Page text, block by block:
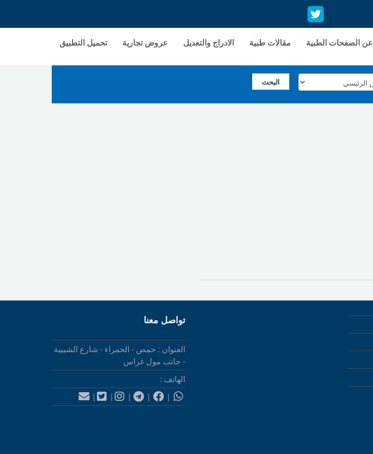
عن الصفحات الطبية مقالات طبية الادراج والتعديل عروض تجارية تحميل التطبيق
تواصل معنا
العنوان : حمص - الحمراء - شارع الشبيبة
- جانب مول غراس
الهاتف :
|
|
|
|
|